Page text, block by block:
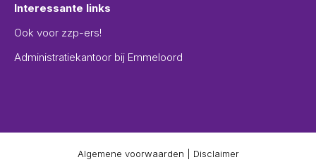
Interessante links
Ook voor zzp-ers!
Administratiekantoor bij Emmeloord
Algemene voorwaarden Disclaimer